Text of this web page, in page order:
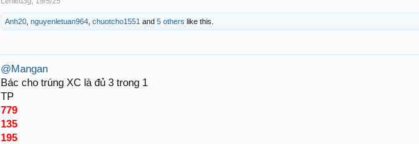
Anh20 nguyenletuan964 chuotcho1551 and 5 others like this.
@Mangan
Bác cho trúng XC là đủ 3 trong 1
TP
779
135
195